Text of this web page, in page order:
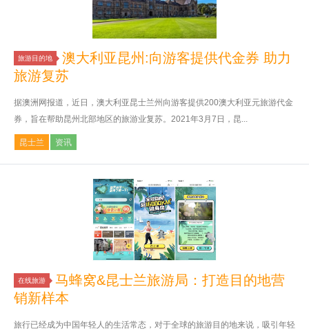
旅游目的地
澳大利亚昆州:向游客提供代金券 助力
旅游复苏
据澳洲网报道，近日，澳大利亚昆士兰州向游客提供200澳大利亚元旅游代金
券，旨在帮助昆州北部地区的旅游业复苏。2021年3月7日，昆...
昆士兰 资讯
在线旅游
马蜂窝&昆士兰旅游局：打造目的地营
销新样本
旅行已经成为中国年轻人的生活常态，对于全球的旅游目的地来说，吸引年轻